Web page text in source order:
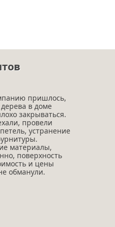
пришлось,
дерева в доме
закрываться.
провели
устранение
материалы,
поверхность
и цены
обманули.